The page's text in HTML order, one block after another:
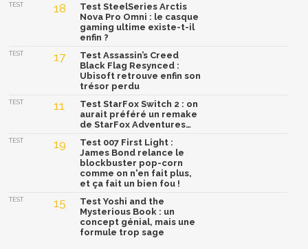
TEST 18
Test SteelSeries Arctis
Nova Pro Omni : le casque
gaming ultime existe-t-il
enfin ?
TEST 17
Test Assassin’s Creed
Black Flag Resynced :
Ubisoft retrouve enfin son
trésor perdu
TEST 11
Test StarFox Switch 2 : on
aurait préféré un remake
de StarFox Adventures…
TEST 19
Test 007 First Light :
James Bond relance le
blockbuster pop-corn
comme on n'en fait plus,
et ça fait un bien fou !
TEST 15
Test Yoshi and the
Mysterious Book : un
concept génial, mais une
formule trop sage